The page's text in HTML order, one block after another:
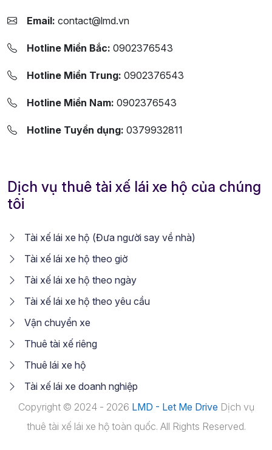
Email: contact@lmd.vn
Hotline Miền Bắc: 0902376543
Hotline Miền Trung: 0902376543
Hotline Miền Nam: 0902376543
Hotline Tuyển dụng: 0379932811
Dịch vụ thuê tài xế lái xe hộ của chúng
tôi
Tài xế lái xe hộ (Đưa người say về nhà)
Tài xế lái xe hộ theo giờ
Tài xế lái xe hộ theo ngày
Tài xế lái xe hộ theo yêu cầu
Vận chuyển xe
Thuê tài xế riêng
Thuê lái xe hộ
Tài xế lái xe doanh nghiệp
Copyright © 2024 - 2026 LMD - Let Me Drive Dịch vụ
thuê tài xế lái xe hộ toàn quốc. All Rights Reserved.